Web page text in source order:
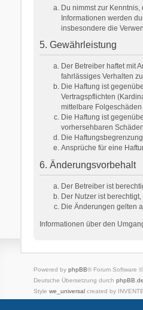
Du nimmst zur Kenntnis,
Informationen werden
insbesondere die
5. Gewährleistung
Der Betreiber haftet mit
fahrlässiges Verhalten
Die Haftung ist
Vertragspflichten
mittelbare
Die Haftung ist
vorhersehbaren
Die
Ansprüche für eine
6. Änderungsvorbehalt
Der Betreiber ist
Der Nutzer ist
Die Änderungen gelten
Informationen über den
Powered by phpBB® Forum Software
Deutsche Übersetzung durch phpBB.de
Style we_universalcreated by